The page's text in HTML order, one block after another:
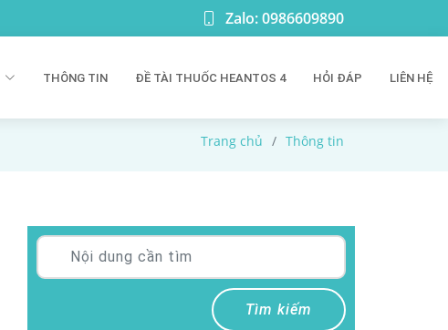
Zalo: 0986609890
THÔNG TIN ĐỀ TÀI THUỐC HEANTOS 4 HỎI ĐÁP LIÊN HỆ
Trang chủ Thông tin
Tìm kiếm